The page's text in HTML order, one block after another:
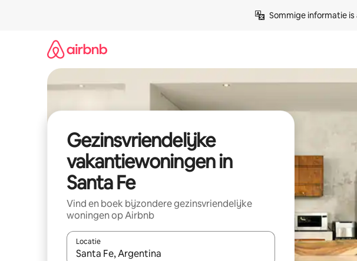
Sommige informatie
Gezinsvriendelijke
vakantiewoningen in
Santa Fe
Vind en boek bijzondere gezinsvriendelijke
woningen op Airbnb
Locatie
Wanneer er suggesties beschikbaar zijn, maak je een keuze met je de